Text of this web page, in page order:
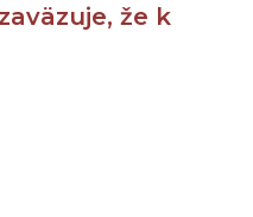
že k